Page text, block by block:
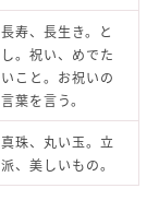
長寿、長生き。と
し。祝い、めでた
いこと。お祝いの
言葉を言う。
真珠、丸い玉。立
派、美しいもの。